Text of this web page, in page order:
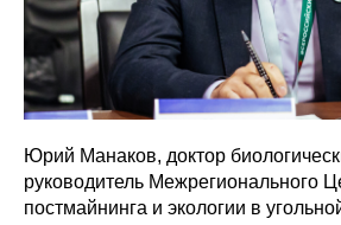
Юрий Манаков, доктор
руководитель Межрегионального
постмайнинга и экологии в